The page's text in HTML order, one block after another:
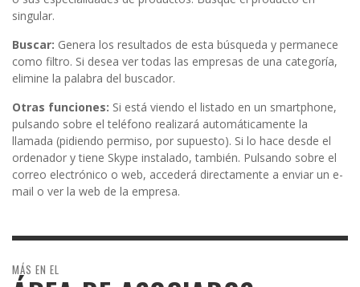
singular.
Buscar: Genera los resultados de esta búsqueda y permanece
como filtro. Si desea ver todas las empresas de una categoría,
elimine la palabra del buscador.
Otras funciones: Si está viendo el listado en un smartphone,
pulsando sobre el teléfono realizará automáticamente la
llamada (pidiendo permiso, por supuesto). Si lo hace desde el
ordenador y tiene Skype instalado, también. Pulsando sobre el
correo electrónico o web, accederá directamente a enviar un e-
mail o ver la web de la empresa.
MÁS EN EL